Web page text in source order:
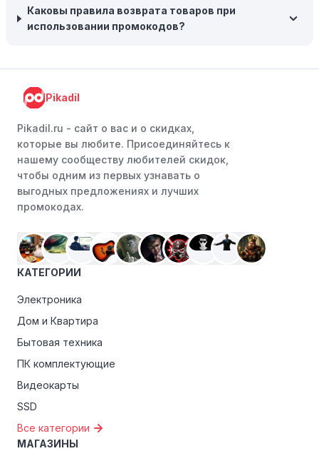
Возможность бесплатной доставки:Большинство
интернет-магазинов часто предлагают бесплатную
заказе на сумму, превышающую определенную,
поэтому рассмотрите возможность покупки
нескольких товаром в одном заказе.
Следите за социальными сетями:
tur в социальных сетях, таких как VK, Facebook или
Instagram. Ритейлеры часто делятся со своими
подписчиками эксклюзивными кодами скидок или
акциями.
программам лояльности, предлагаемым интернет-
магазинами, чтобы пользоваться такими
преимуществами, как скидки только для участников,
акциям.
Особые скидки:
критериям, проверьте, предоставляет ли Online tur
пенсионеров.
Каковы правила возврата товаров при
использовании промокодов?
Pikadil
Pikadil.ru - cайт о вас и о скидках,
которые вы любите. Присоединяйтесь к
нашему сообществу любителей скидок,
чтобы одним из первых узнавать о
выгодных предложениях и лучших
промокодах.
КАТЕГОРИИ
Электроника
Дом и Квартира
Бытовая техника
ПК комплектующие
Видеокарты
SSD
Все категории
МАГАЗИНЫ